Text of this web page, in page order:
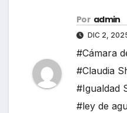
Por admin
DIC 2,
#Cámara
#Claudia
#Igualdad
#ley de